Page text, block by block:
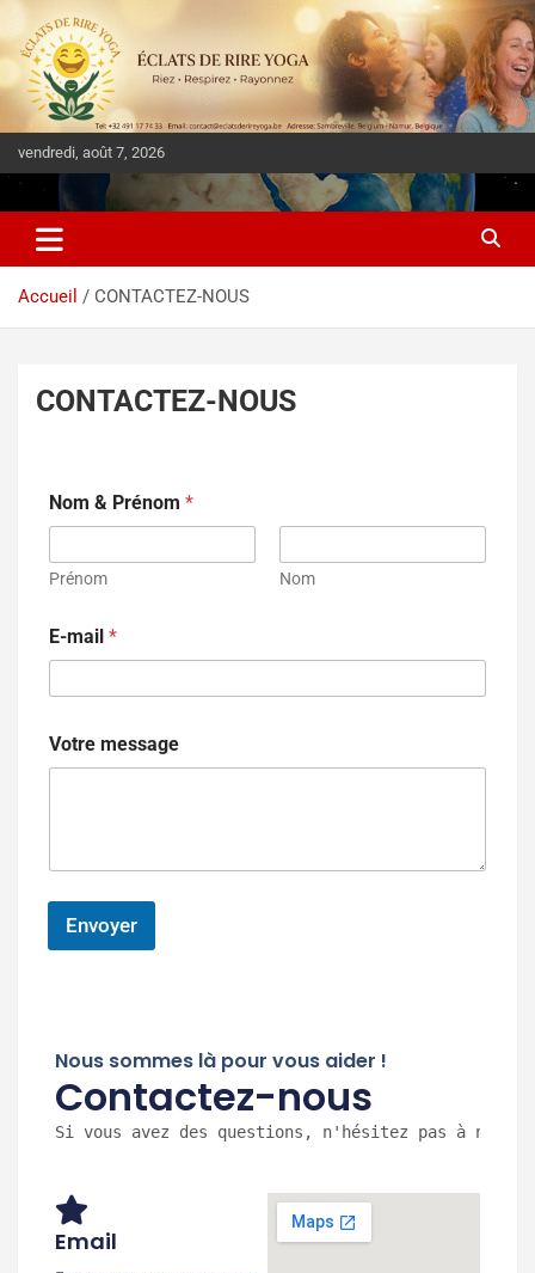
vendredi, août 7, 2026
DIASPORA PULSE
Accueil CONTACTEZ-NOUS
CONTACTEZ-NOUS
-
m
i
r
é
n
m
m
g
Nom & Prénom *
Prénom Nom
E-mail *
Votre message
Envoyer
Nous sommes là pour vous aider !
Contactez-nous
Si vous avez des questions, n'hésitez pas à nous
Email